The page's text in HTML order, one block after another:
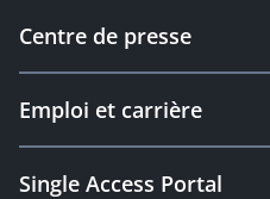
Centre de presse
Emploi et carrière
Single Access Portal